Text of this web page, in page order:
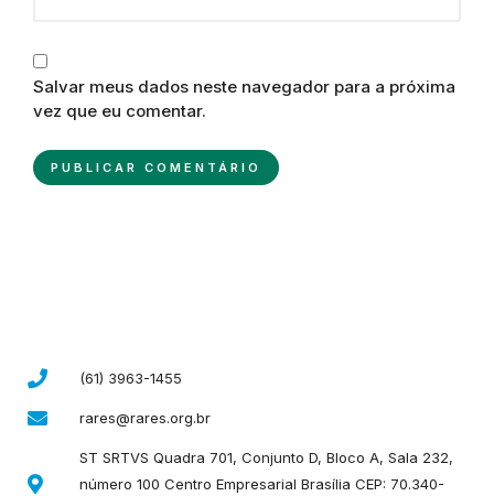
Salvar meus dados neste navegador para a próxima
vez que eu comentar.
(61) 3963-1455
rares@rares.org.br
ST SRTVS Quadra 701, Conjunto D, Bloco A, Sala 232,
número 100 Centro Empresarial Brasília CEP: 70.340-